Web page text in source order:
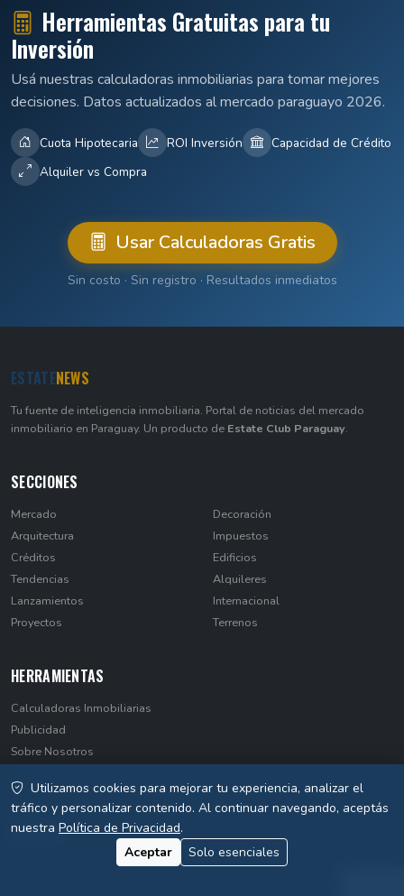
Herramientas Gratuitas para tu
Inversión
Usá nuestras calculadoras inmobiliarias para tomar mejores
decisiones. Datos actualizados al mercado paraguayo 2026.
Cuota Hipotecaria ROI Inversión
Capacidad de Crédito
Alquiler vs Compra
Usar Calculadoras Gratis
Sin costo · Sin registro · Resultados inmediatos
ESTATENEWS
Tu fuente de inteligencia inmobiliaria. Portal de noticias del mercado
inmobiliario en Paraguay. Un producto de Estate Club Paraguay.
SECCIONES
Mercado
Arquitectura
Créditos
Tendencias
Lanzamientos
Proyectos
Decoración
Impuestos
Edificios
Alquileres
Internacional
Terrenos
HERRAMIENTAS
Calculadoras Inmobiliarias
Publicidad
Sobre Nosotros
Privacidad
Utilizamos cookies para mejorar tu experiencia, analizar el
tráfico y personalizar contenido. Al continuar navegando, aceptás
nuestra Política de Privacidad.
Aceptar
Solo esenciales